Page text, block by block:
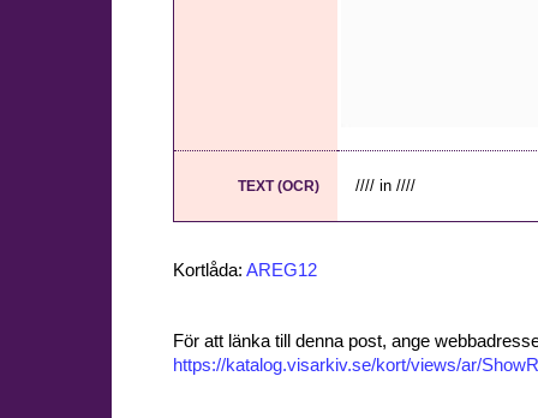
TEXT (OCR) //// in ////
Kortlåda: AREG12
För att länka till denna post, ange
https://katalog.visarkiv.se/kort/views/ar/